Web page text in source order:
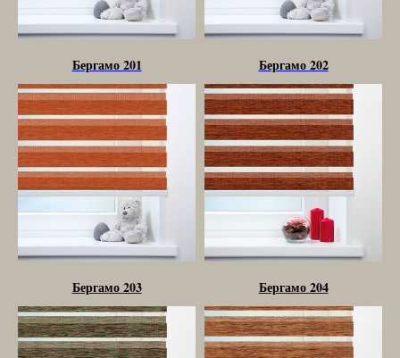
Бергамо 201 Бергамо 202
Бергамо 203 Бергамо 204